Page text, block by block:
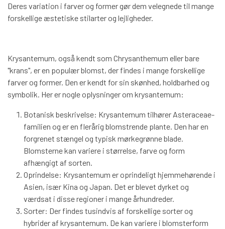
Deres variation i farver og former gør dem velegnede til mange
forskellige æstetiske stilarter og lejligheder.
Krysantemum, også kendt som Chrysanthemum eller bare
"krans", er en populær blomst, der findes i mange forskellige
farver og former. Den er kendt for sin skønhed, holdbarhed og
symbolik. Her er nogle oplysninger om krysantemum:
Botanisk beskrivelse: Krysantemum tilhører Asteraceae-
familien og er en flerårig blomstrende plante. Den har en
forgrenet stængel og typisk mørkegrønne blade.
Blomsterne kan variere i størrelse, farve og form
afhængigt af sorten.
Oprindelse: Krysantemum er oprindeligt hjemmehørende i
Asien, især Kina og Japan. Det er blevet dyrket og
værdsat i disse regioner i mange århundreder.
Sorter: Der findes tusindvis af forskellige sorter og
hybrider af krysantemum. De kan variere i blomsterform